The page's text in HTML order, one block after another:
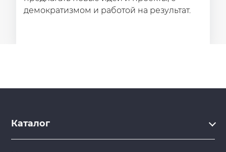
демократизмом и работой на результат.
Каталог
Каталог